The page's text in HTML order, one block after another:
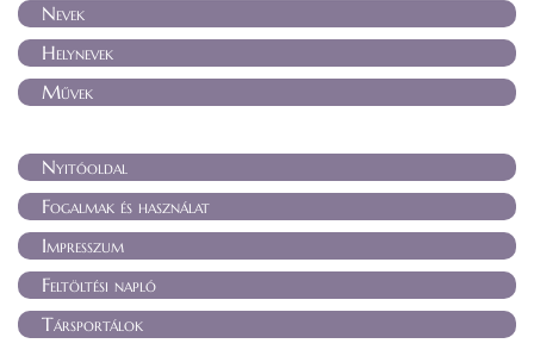
Nevek
Helynevek
Művek
Nyitóoldal
Fogalmak és használat
Impresszum
Feltöltési napló
Társportálok